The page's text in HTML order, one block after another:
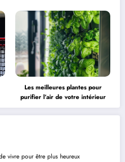
Les meilleures plantes pour
purifier l’air de votre intérieur
vivre pour être plus heureux